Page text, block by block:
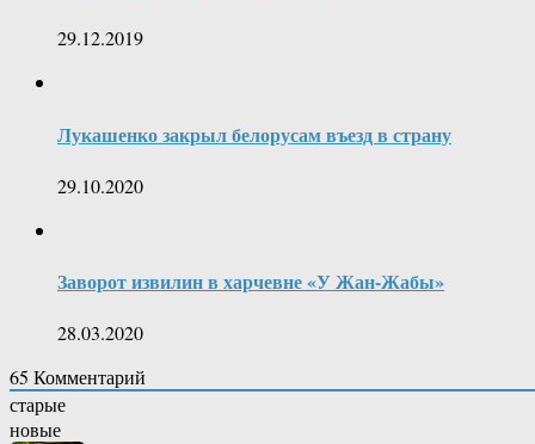
29.12.2019
Лукашенко закрыл белорусам въезд в страну
29.10.2020
Заворот извилин в харчевне «У Жан-Жабы»
28.03.2020
65 Комментарий
старые
новые